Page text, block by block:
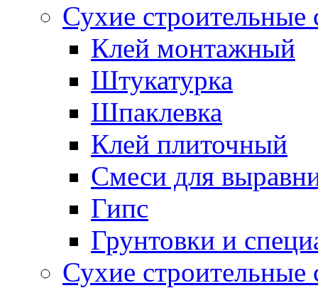
Сухие
Клей монтажный
Штукатурка
Шпаклевка
Клей плиточный
Смеси для
Гипс
Грунтовки и
Сухие